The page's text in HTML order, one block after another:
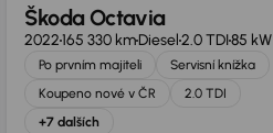
Škoda Octavia
2022165 330 kmDiesel2.0 TDI85 kW
Po prvním majiteli
Servisní knížka
Koupeno nové v ČR
2.0 TDI
+7 dalších